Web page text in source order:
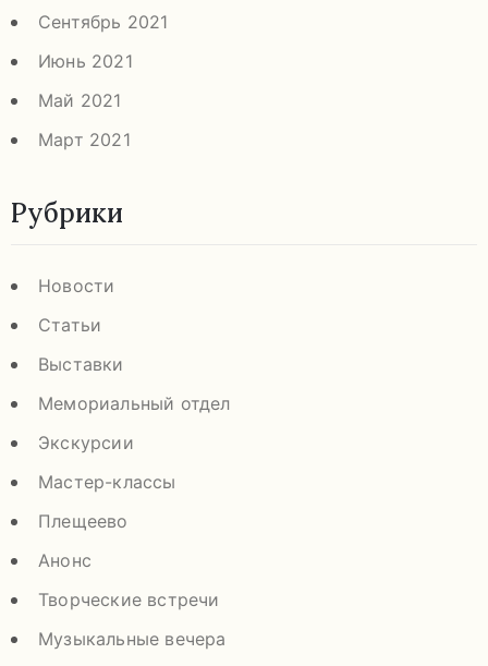
Сентябрь 2021
Июнь 2021
Май 2021
Март 2021
Рубрики
Новости
Статьи
Выставки
Мемориальный отдел
Экскурсии
Мастер-классы
Плещеево
Анонс
Творческие встречи
Музыкальные вечера